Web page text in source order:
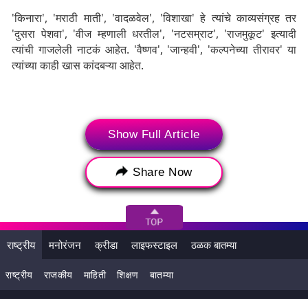
'किनारा', 'मराठी माती', 'वादळवेल', 'विशाखा' हे त्यांचे काव्यसंग्रह तर
'दुसरा पेशवा', 'वीज म्हणाली धरतील', 'नटसम्राट', 'राजमुकूट' इत्यादी
त्यांची गाजलेली नाटकं आहेत. 'वैष्णव', 'जान्हवी', 'कल्पनेच्या तीरावर' या
त्यांच्या काही खास कांदबऱ्या आहेत.
Show Full Article
Share Now
राष्ट्रीय मनोरंजन क्रीडा लाइफस्टाइल ठळक बातम्या
राष्ट्रीय राजकीय माहिती शिक्षण बातम्या